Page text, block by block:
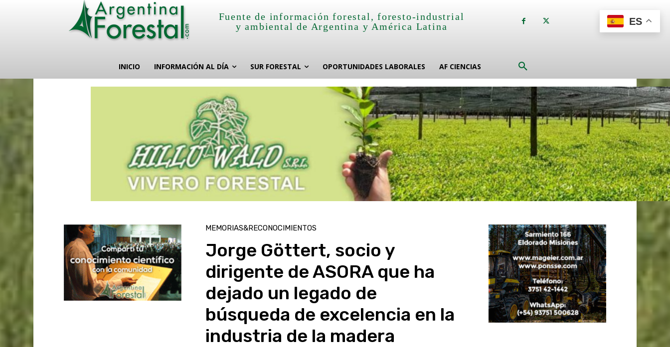
Fuente de información forestal, foresto-industrial
y ambiental de Argentina y América Latina
INICIO INFORMACIÓN AL DÍA SUR FORESTAL OPORTUNIDADES LABORALES AF CIENCIAS
MEMORIAS&RECONOCIMIENTOS
Jorge Göttert, socio y
dirigente de ASORA que ha
dejado un legado de
búsqueda de excelencia en la
industria de la madera
ES